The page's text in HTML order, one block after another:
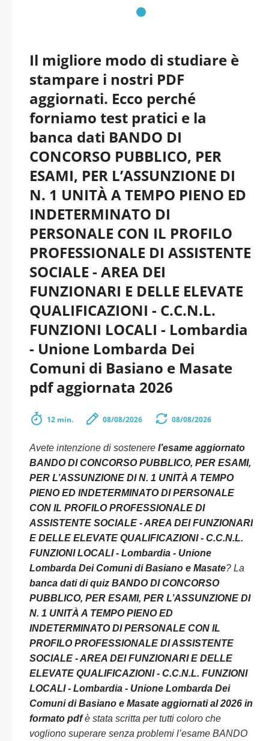
Il migliore modo di studiare è
stampare i nostri PDF
aggiornati. Ecco perché
forniamo test pratici e la
banca dati BANDO DI
CONCORSO PUBBLICO, PER
ESAMI, PER L’ASSUNZIONE DI
N. 1 UNITÀ A TEMPO PIENO ED
INDETERMINATO DI
PERSONALE CON IL PROFILO
PROFESSIONALE DI ASSISTENTE
SOCIALE - AREA DEI
FUNZIONARI E DELLE ELEVATE
QUALIFICAZIONI - C.C.N.L.
FUNZIONI LOCALI - Lombardia
- Unione Lombarda Dei
Comuni di Basiano e Masate
pdf aggiornata 2026
12 min. 08/08/2026 08/08/2026
Avete intenzione di sostenere l’esame aggiornato
BANDO DI CONCORSO PUBBLICO, PER ESAMI,
PER L’ASSUNZIONE DI N. 1 UNITÀ A TEMPO
PIENO ED INDETERMINATO DI PERSONALE
CON IL PROFILO PROFESSIONALE DI
ASSISTENTE SOCIALE - AREA DEI FUNZIONARI
E DELLE ELEVATE QUALIFICAZIONI - C.C.N.L.
FUNZIONI LOCALI - Lombardia - Unione
Lombarda Dei Comuni di Basiano e Masate? La
banca dati di quiz BANDO DI CONCORSO
PUBBLICO, PER ESAMI, PER L’ASSUNZIONE DI
N. 1 UNITÀ A TEMPO PIENO ED
INDETERMINATO DI PERSONALE CON IL
PROFILO PROFESSIONALE DI ASSISTENTE
SOCIALE - AREA DEI FUNZIONARI E DELLE
ELEVATE QUALIFICAZIONI - C.C.N.L. FUNZIONI
LOCALI - Lombardia - Unione Lombarda Dei
Comuni di Basiano e Masate aggiornati al 2026 in
formato pdfè stata scritta per tutti coloro che
vogliono superare senza problemi l’esame BANDO